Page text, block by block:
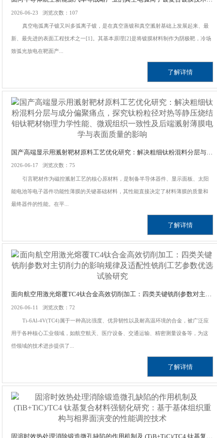
2026-06-23 浏览次数：107
真空电弧离子镀又叫多弧离子镀，是在真空蒸镀和真空溅射基础上发展起来、最
新、最先进的表面工程技术之一[1]。其基本原理[2]是将镀膜材料制作为阴极靶，冷场
致弧光放电在靶面产...
了解详情
2026-06-17 浏览次数：75
引言靶材作为磁控溅射工艺的核心原材料，是制备半导体器件、显示面板、太阳
能电池等电子器件功能性薄膜的关键基础材料，其性能直接决定了材料薄膜的质量和
最终器件的性能。在平...
了解详情
面向航空用激光熔覆TC4钛合金高效切削加工：四类关键铣削参数对主切削力的影响规律及适配性铣削工艺参数优选试验研究
2026-06-11 浏览次数：72
Ti-6Al-4V(TC4)属于一种高比强度、优异韧性以及耐高温环境的合金，被广泛应
用于各种核心工业领域，如航空航天、医疗设备、交通运输、精密测量设备等，为这
些领域的技术进步提供了...
了解详情